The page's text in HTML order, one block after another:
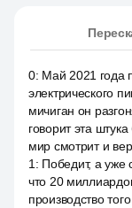
0: Май 2021 года
электрического
мичиган он
говорит эта
мир смотрит и
1 : Победит, а уже
что 20
производство